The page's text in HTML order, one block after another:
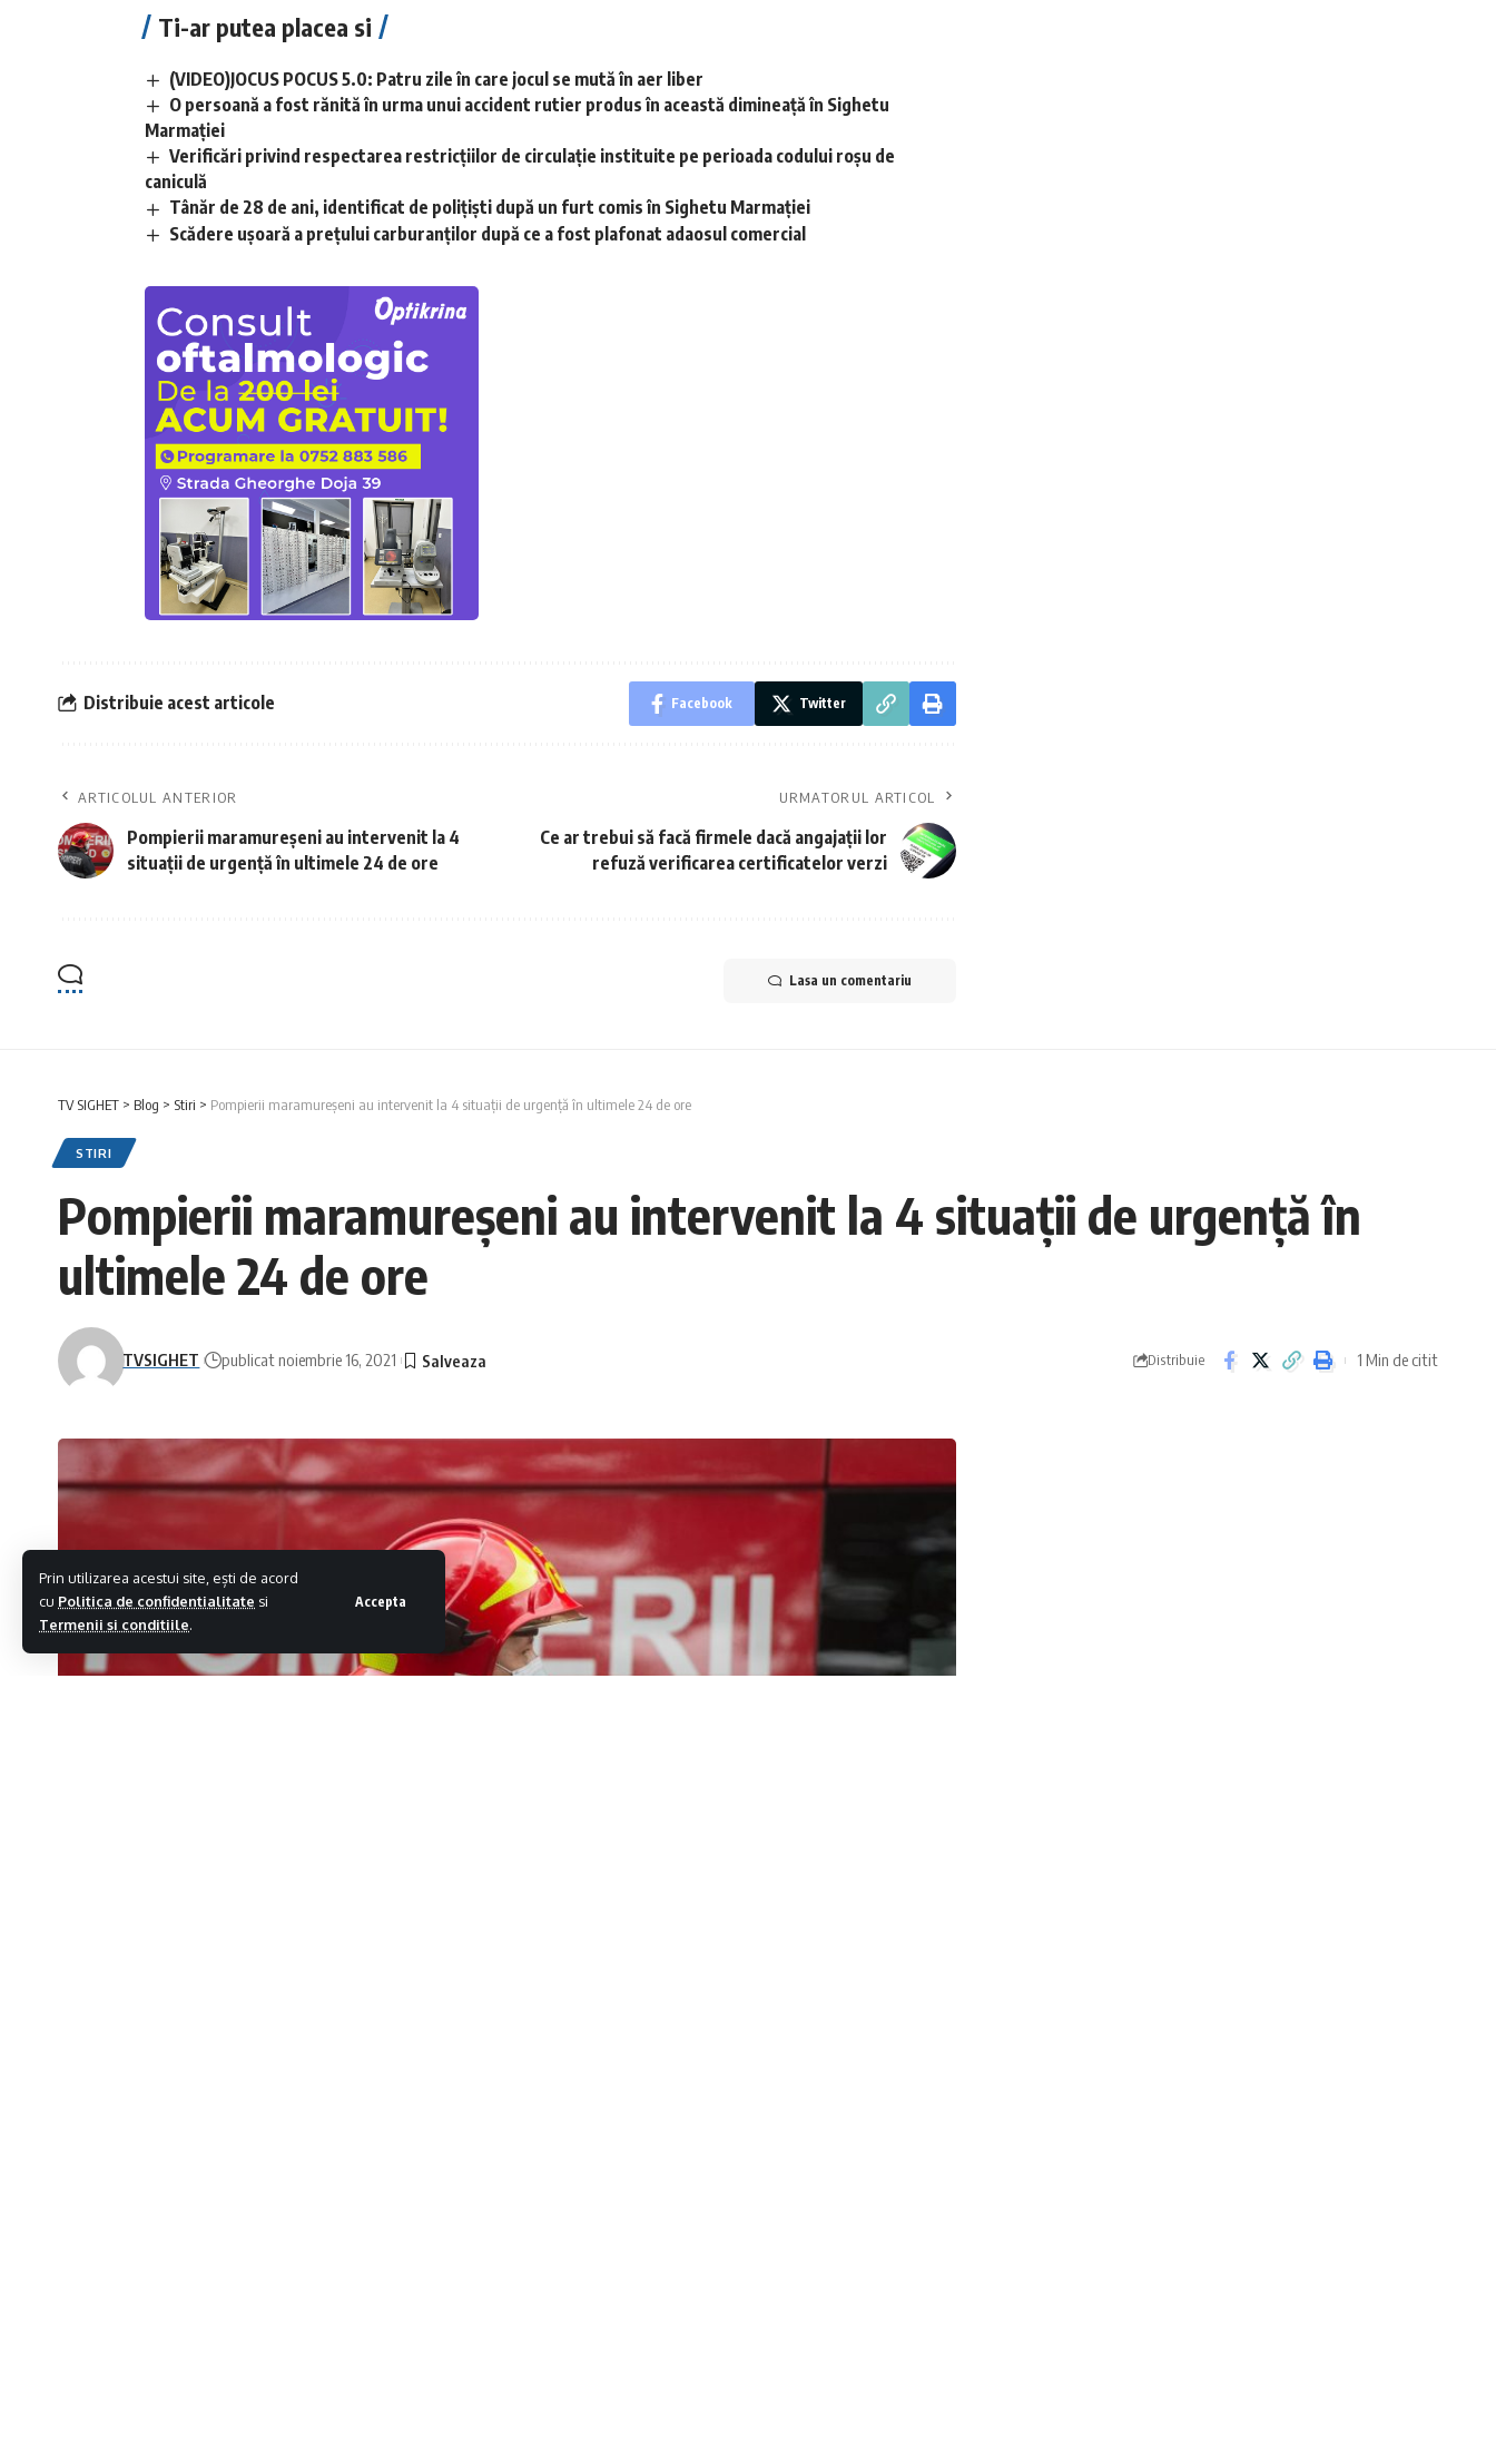
Prin utilizarea acestui site, ești de acord
cu Politica de confidentialitate si
Termenii si conditiile.
Accepta
Ti-ar putea placea si
(VIDEO)JOCUS POCUS 5.0: Patru zile în care jocul se mută în aer liber
O persoană a fost rănită în urma unui accident rutier produs în această dimineață în Sighetu
Marmației
Verificări privind respectarea restricțiilor de circulație instituite pe perioada codului roșu de
caniculă
Tânăr de 28 de ani, identificat de polițiști după un furt comis în Sighetu Marmației
Scădere ușoară a prețului carburanților după ce a fost plafonat adaosul comercial
Distribuie acest articole Facebook Twitter
ARTICOLUL ANTERIOR
Pompierii maramureșeni au intervenit la 4
situații de urgență în ultimele 24 de ore
URMATORUL ARTICOL
Ce ar trebui să facă firmele dacă angajații lor
refuză verificarea certificatelor verzi
Lasa un comentariu
TV SIGHET > Blog > Stiri > Pompierii maramureșeni au intervenit la 4 situații de urgență în ultimele 24 de ore
STIRI
Pompierii maramureșeni au intervenit la 4 situații de urgență în
ultimele 24 de ore
TVSIGHET publicat noiembrie 16, 2021 Distribuie 1 Min de citit